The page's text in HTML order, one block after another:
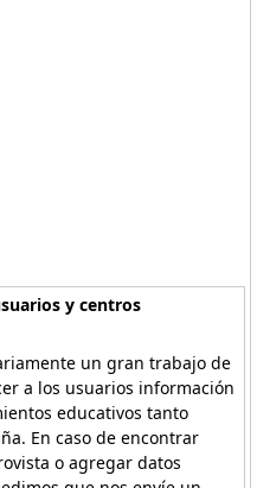
y centros
un gran trabajo de
a los usuarios información
educativos tanto
En caso de encontrar
o agregar datos